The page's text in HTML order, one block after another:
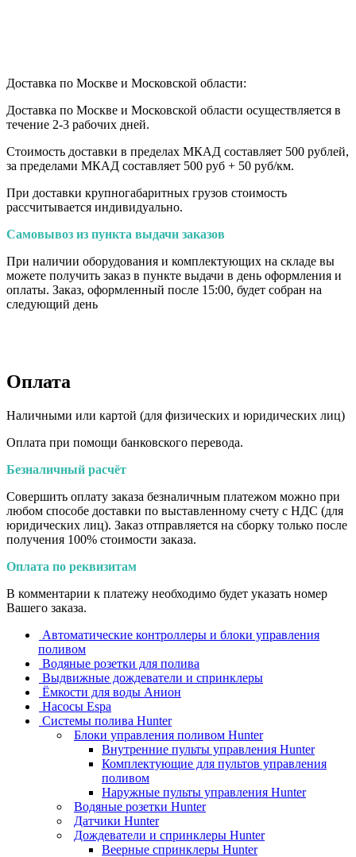
Доставка по Москве и Московской области:
Доставка по Москве и Московской области осуществляется в
течение 2-3 рабочих дней.
Стоимость доставки в пределах МКАД составляет 500 рублей,
за пределами МКАД составляет 500 руб + 50 руб/км.
При доставки крупногабаритных грузов стоимость
рассчитывается индивидуально.
Самовывоз из пункта выдачи заказов
При наличии оборудования и комплектующих на складе вы
можете получить заказ в пункте выдачи в день оформления и
оплаты. Заказ, оформленный после 15:00, будет собран на
следующий день
Оплата
Наличными или картой (для физических и юридических лиц)
Оплата при помощи банковского перевода.
Безналичный расчёт
Совершить оплату заказа безналичным платежом можно при
любом способе доставки по выставленному счету с НДС (для
юридических лиц). Заказ отправляется на сборку только после
получения 100% стоимости заказа.
Оплата по реквизитам
В комментарии к платежу необходимо будет указать номер
Вашего заказа.
Автоматические контроллеры и блоки управления
поливом
Водяные розетки для полива
Выдвижные дождеватели и спринклеры
Ёмкости для воды Анион
Насосы Espa
Системы полива Hunter
Блоки управления поливом Hunter
Внутренние пульты управления Hunter
Комплектующие для пультов управления
поливом
Наружные пульты управления Hunter
Водяные розетки Hunter
Датчики Hunter
Дождеватели и спринклеры Hunter
Веерные спринклеры Hunter